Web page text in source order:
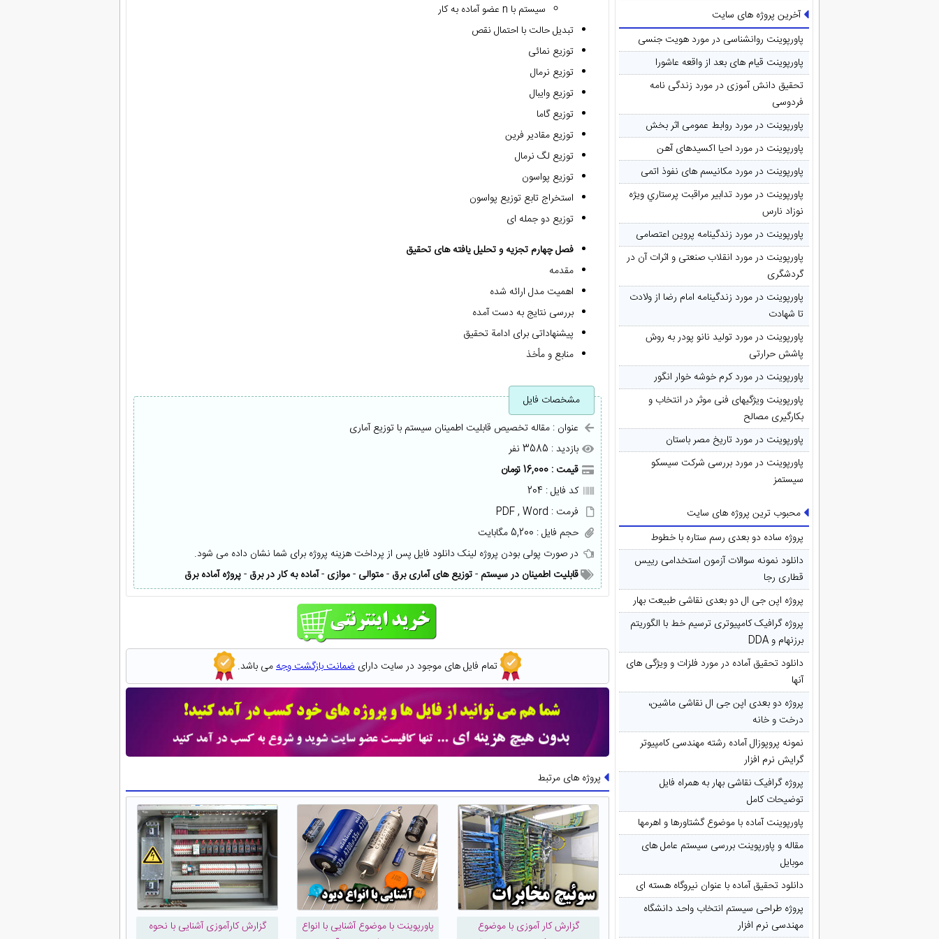
آخرین پروژه های سایت
پاورپوینت روانشناسی در مورد هویت جنسی
پاورپوینت قیام های بعد از واقعه عاشورا
تحقیق دانش آموزی در مورد زندگی نامه
فردوسی
پاورپوینت در مورد روابط عمومی اثر بخش
پاورپوینت در مورد احیا اکسیدهای آهن
پاورپوینت در مورد مکانیسم های نفوذ اتمی
پاورپوینت در مورد تدابیر مراقبت پرستاري ويژه
نوزاد نارس
پاورپوینت در مورد زندگینامه پروین اعتصامی
پاورپوینت در مورد انقلاب صنعتی و اثرات آن در
گردشگری
پاورپوینت در مورد زندگینامه امام رضا از ولادت
تا شهادت
پاورپوینت در مورد تولید نانو پودر به روش
پاشش حرارتی
پاورپوینت در مورد کرم خوشه خوار انگور
پاورپوینت ویژگیهای فنی موثر در انتخاب و
بکارگیری مصالح
پاورپوینت در مورد تاريخ مصر باستان
پاورپوینت در مورد بررسی شرکت سیسکو
سیستمز
محبوب ترین پروژه های سایت
پروژه ساده دو بعدی رسم ستاره با خطوط
دانلود نمونه سوالات آزمون استخدامی رییس
قطاری رجا
پروژه اپن جی ال دو بعدی نقاشی طبیعت بهار
پروژه گرافیک کامپیوتری ترسیم خط با الگوریتم
برزنهام و DDA
دانلود تحقیق آماده در مورد فلزات و ویژگی های
آنها
پروژه دو بعدی اپن جی ال نقاشی ماشین،
درخت و خانه
نمونه پروپوزال آماده رشته مهندسی کامپیوتر
گرایش نرم افزار
پروژه گرافیک نقاشی بهار به همراه فایل
توضیحات کامل
پاورپوینت آماده با موضوع گشتاورها و اهرمها
مقاله و پاورپوینت بررسی سیستم عامل های
موبایل
دانلود تحقیق آماده با عنوان نیروگاه هسته ای
پروژه طراحی سیستم انتخاب واحد دانشگاه
مهندسی نرم افزار
سیستم با n عضو آماده به کار
تبدیل حالت با احتمال نقص
توزیع نمائی
توزیع نرمال
توزیع وایبال
توزیع گاما
توزیع مقادیر فرین
توزیع لگ نرمال
توزیع پواسون
استخراج تابع توزیع پواسون
توزیع دو جمله ای
فصل چهارم تجزیه و تحلیل یافته های تحقیق
مقدمه
اهمیت مدل ارائه شده
بررسی نتایج به دست آمده
پیشنهاداتی برای ادامة تحقیق
منابع و مأخذ
مشخصات فایل
عنوان : مقاله تخصيص قابلیت اطمینان سیستم با توزیع آماری
بازدید : 3585 نفر
قیمت : 16,000 تومان
کد فایل : 204
فرمت : PDF , Word
حجم فایل : 5,200 مگابایت
در صورت پولی بودن پروژه لینک دانلود فایل پس از پرداخت هزینه پروژه برای شما نشان داده می شود.
قابليت اطمينان در سیستم -توزیع های آماری برق -متوالی -موازی -آماده به كار در برق -پروژه آماده برق
تمام فایل های موجود در سایت دارای ضمانت بازگشت وجهمی باشد.
پروژه های مرتبط
گزارش کار آموزی با موضوع
پاورپوینت با موضوع آشنایی با انواع
گزارش کارآموزی آشنایی با نحوه